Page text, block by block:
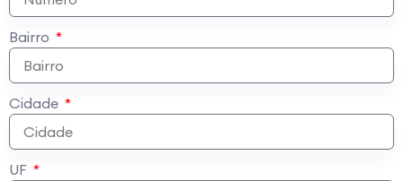
Bairro
Cidade
UF